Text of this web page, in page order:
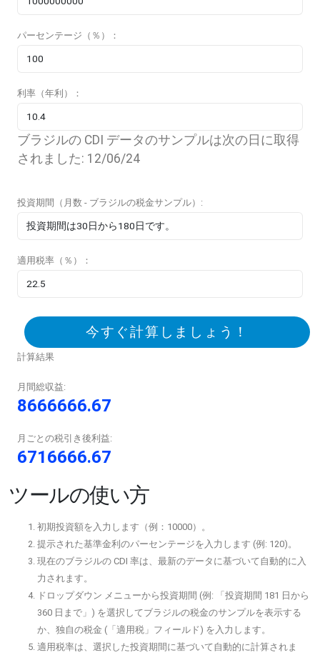
パーセンテージ（％）：
利率（年利）：
ブラジルの CDI データのサンプルは次の日に取得
されました: 12/06/24
投資期間（月数 - ブラジルの税金サンプル）:
適用税率（％）：
今すぐ計算しましょう！
計算結果
月間総収益:
8666666.67
月ごとの税引き後利益:
6716666.67
ツールの使い方
初期投資額を入力します（例：10000）。
提示された基準金利のパーセンテージを入力します (例: 120)。
現在のブラジルの CDI 率は、最新のデータに基づいて自動的に入
力されます。
ドロップダウン メニューから投資期間 (例: 「投資期間 181 日から
360 日まで」) を選択してブラジルの税金のサンプルを表示する
か、独自の税金 (「適用税」フィールド) を入力します。
適用税率は、選択した投資期間に基づいて自動的に計算されま